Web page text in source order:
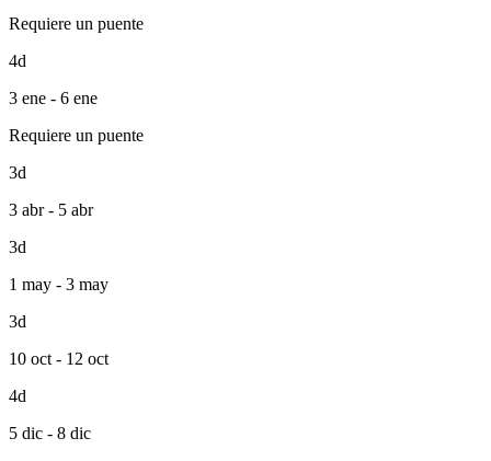
Requiere un puente
4d
3 ene - 6 ene
Requiere un puente
3d
3 abr - 5 abr
3d
1 may - 3 may
3d
10 oct - 12 oct
4d
5 dic - 8 dic